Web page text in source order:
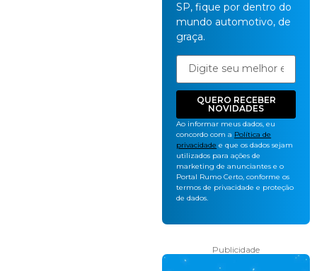
SP, fique por dentro do
mundo automotivo, de
graça.
QUERO RECEBER
NOVIDADES
Ao informar meus dados, eu
concordo com a Política de
privacidade e que os dados sejam
utilizados para ações de
marketing de anunciantes e o
Portal Rumo Certo, conforme os
termos de privacidade e proteção
de dados.
Publicidade